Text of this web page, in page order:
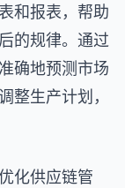
和报表，帮助
的规律。通过
确地预测市场
整生产计划，
化供应链管